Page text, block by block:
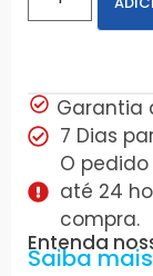
Garantia
7 Dias
O
até 24
compra.
Entenda
Saiba mais